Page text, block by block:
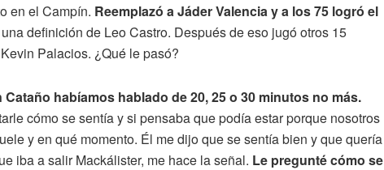
en el Campín. Reemplazó a Jáder Valencia y a los 75 logró el
definición de Leo Castro. Después de eso jugó otros 15
Palacios. ¿Qué le pasó?
Cataño habíamos hablado de 20, 25 o 30 minutos no más.
cómo se sentía y si pensaba que podía estar porque nosotros
y en qué momento. Él me dijo que se sentía bien y que quería
iba a salir Mackálister, me hace la señal. Le pregunté cómo se